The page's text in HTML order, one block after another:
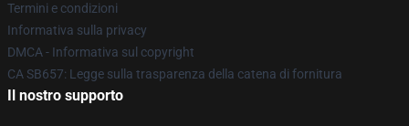
Termini e condizioni
Informativa sulla privacy
DMCA - Informativa sul copyright
CA SB657: Legge sulla trasparenza della catena di fornitura
Il nostro supporto